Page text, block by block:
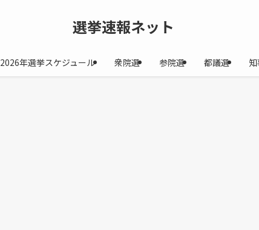
選挙速報ネット
2026年選挙スケジュール 衆院選 参院選 都議選